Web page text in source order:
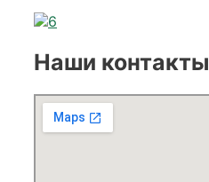
Наши контакты